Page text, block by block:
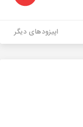
اپیزودهای دیگر